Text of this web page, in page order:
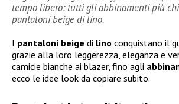
tempo libero: tutti gli abbinamenti più
pantaloni beige di lino.
I pantaloni beige di lino conquistano il
grazie alla loro leggerezza, eleganza e
camicie bianche ai blazer, fino agli
ecco le idee look da copiare subito.